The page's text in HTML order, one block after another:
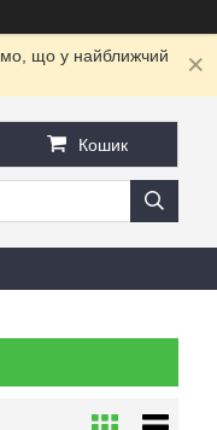
що у найближчий
Кошик